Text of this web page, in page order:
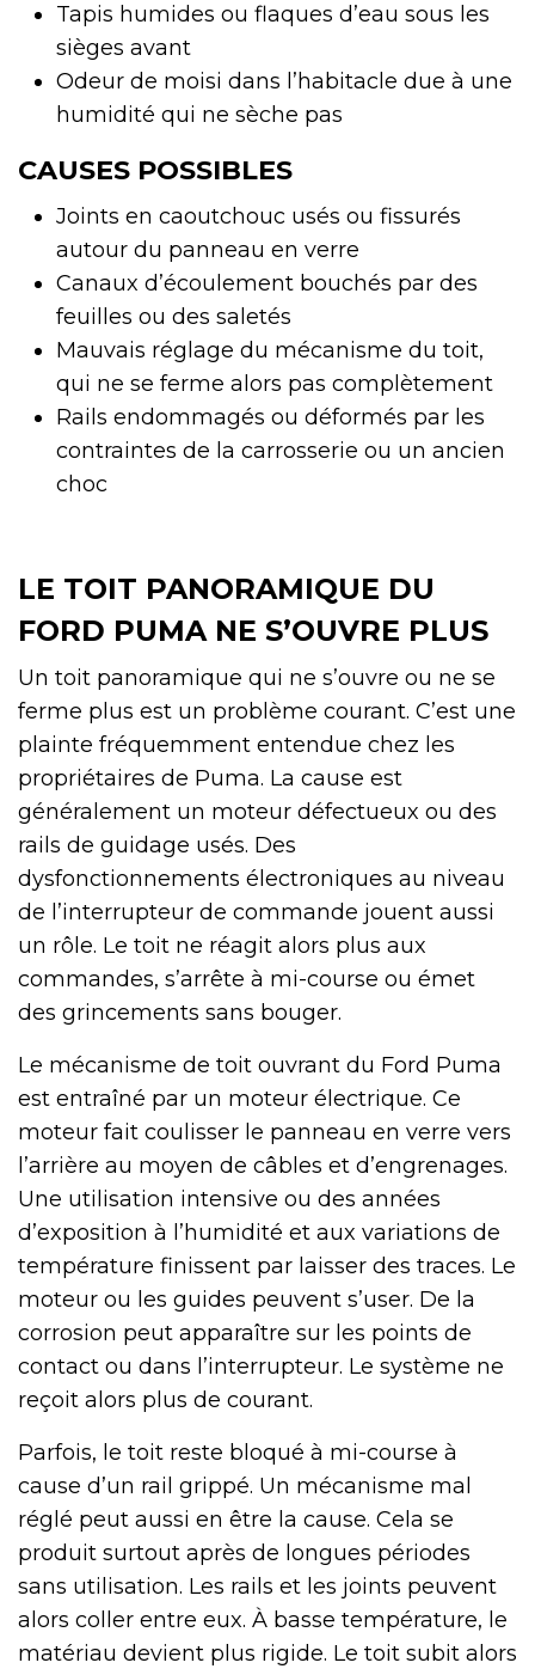
Tapis humides ou flaques d’eau sous les
sièges avant
Odeur de moisi dans l’habitacle due à une
humidité qui ne sèche pas
CAUSES POSSIBLES
Joints en caoutchouc usés ou fissurés
autour du panneau en verre
Canaux d’écoulement bouchés par des
feuilles ou des saletés
Mauvais réglage du mécanisme du toit,
qui ne se ferme alors pas complètement
Rails endommagés ou déformés par les
contraintes de la carrosserie ou un ancien
choc
LE TOIT PANORAMIQUE DU
FORD PUMA NE S’OUVRE PLUS
Un toit panoramique qui ne s’ouvre ou ne se
ferme plus est un problème courant. C’est une
plainte fréquemment entendue chez les
propriétaires de Puma. La cause est
généralement un moteur défectueux ou des
rails de guidage usés. Des
dysfonctionnements électroniques au niveau
de l’interrupteur de commande jouent aussi
un rôle. Le toit ne réagit alors plus aux
commandes, s’arrête à mi-course ou émet
des grincements sans bouger.
Le mécanisme de toit ouvrant du Ford Puma
est entraîné par un moteur électrique. Ce
moteur fait coulisser le panneau en verre vers
l’arrière au moyen de câbles et d’engrenages.
Une utilisation intensive ou des années
d’exposition à l’humidité et aux variations de
température finissent par laisser des traces. Le
moteur ou les guides peuvent s’user. De la
corrosion peut apparaître sur les points de
contact ou dans l’interrupteur. Le système ne
reçoit alors plus de courant.
Parfois, le toit reste bloqué à mi-course à
cause d’un rail grippé. Un mécanisme mal
réglé peut aussi en être la cause. Cela se
produit surtout après de longues périodes
sans utilisation. Les rails et les joints peuvent
alors coller entre eux. À basse température, le
matériau devient plus rigide. Le toit subit alors